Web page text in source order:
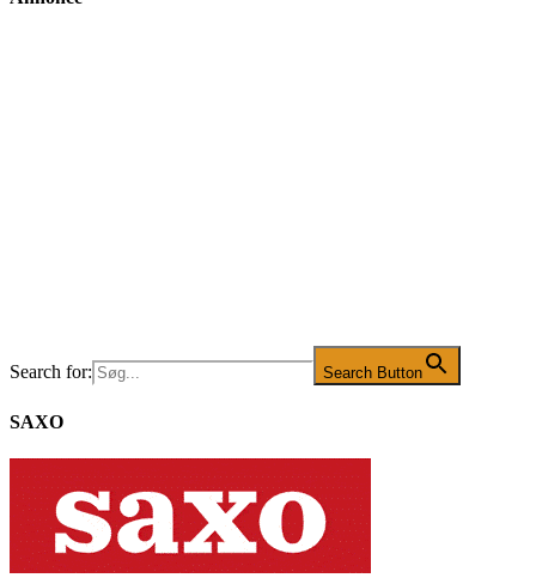
Search for: Search Button
SAXO